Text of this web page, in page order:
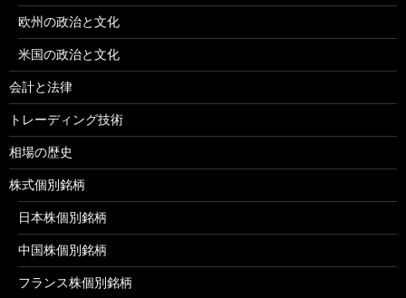
欧州の政治と文化
米国の政治と文化
会計と法律
トレーディング技術
相場の歴史
株式個別銘柄
日本株個別銘柄
中国株個別銘柄
フランス株個別銘柄